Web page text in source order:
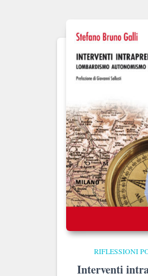
RIFLESSIONI
Interventi